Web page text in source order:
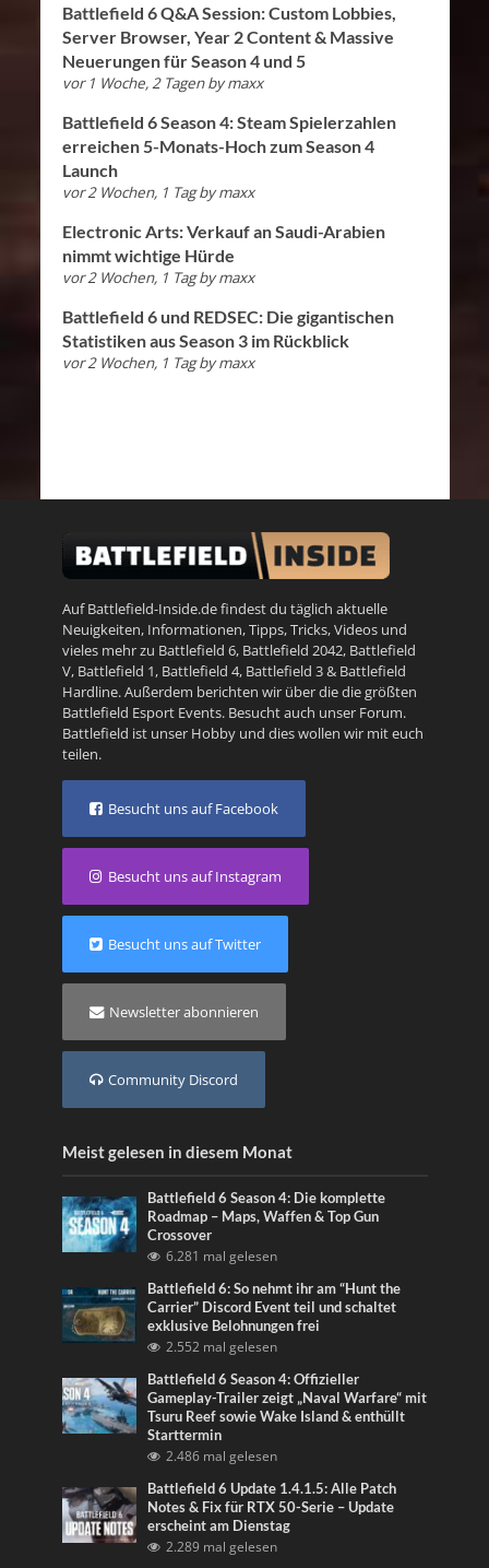
Battlefield 6 Q&A Session: Custom Lobbies,
Server Browser, Year 2 Content & Massive
Neuerungen für Season 4 und 5
vor 1 Woche, 2 Tagen bymaxx
Battlefield 6 Season 4: Steam Spielerzahlen
erreichen 5-Monats-Hoch zum Season 4
Launch
vor 2 Wochen, 1 Tag bymaxx
Electronic Arts: Verkauf an Saudi-Arabien
nimmt wichtige Hürde
vor 2 Wochen, 1 Tag bymaxx
Battlefield 6 und REDSEC: Die gigantischen
Statistiken aus Season 3 im Rückblick
vor 2 Wochen, 1 Tag bymaxx
Auf Battlefield-Inside.de findest du täglich aktuelle
Neuigkeiten, Informationen, Tipps, Tricks, Videos und
vieles mehr zu Battlefield 6, Battlefield 2042, Battlefield
V, Battlefield 1, Battlefield 4, Battlefield 3& Battlefield
Hardline. Außerdem berichten wir über die die größten
Battlefield Esport Events. Besucht auch unser Forum.
Battlefield ist unser Hobby und dies wollen wir mit euch
teilen.
Besucht uns auf Facebook
Besucht uns auf Instagram
Besucht uns auf Twitter
Newsletter abonnieren
Community Discord
Meist gelesen in diesem Monat
Battlefield 6 Season 4: Die komplette
Roadmap – Maps, Waffen & Top Gun
Crossover
6.281 mal gelesen
Battlefield 6: So nehmt ihr am “Hunt the
Carrier” Discord Event teil und schaltet
exklusive Belohnungen frei
2.552 mal gelesen
Battlefield 6 Season 4: Offizieller
Gameplay-Trailer zeigt „Naval Warfare“ mit
Tsuru Reef sowie Wake Island & enthüllt
Starttermin
2.486 mal gelesen
Battlefield 6 Update 1.4.1.5: Alle Patch
Notes & Fix für RTX 50-Serie – Update
erscheint am Dienstag
2.289 mal gelesen